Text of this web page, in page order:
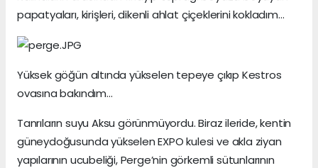
papatyaları, kirişleri, dikenli ahlat çiçeklerini kokladım…
Yüksek göğün altında yükselen tepeye çıkıp Kestros
ovasına bakındım…
Tanrıların suyu Aksu görünmüyordu. Biraz ileride, kentin
güneydoğusunda yükselen EXPO kulesi ve akla ziyan
yapılarının ucubeliği, Perge’nin görkemli sütunlarının